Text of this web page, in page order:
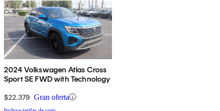
2024 Volkswagen Atlas Cross
Sport SE FWD with Technology
$22,379 Gran oferta